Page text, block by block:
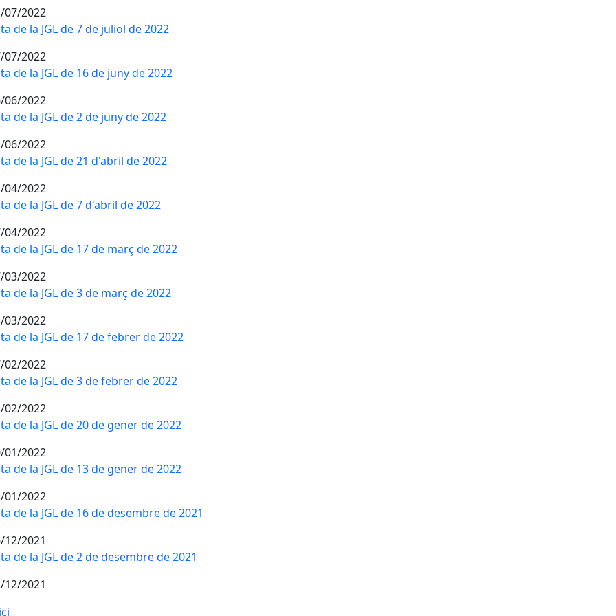
07/2022
de la JGL de 7 de juliol de 2022
07/2022
de la JGL de 16 de juny de 2022
06/2022
de la JGL de 2 de juny de 2022
06/2022
de la JGL de 21 d'abril de 2022
04/2022
de la JGL de 7 d'abril de 2022
04/2022
de la JGL de 17 de març de 2022
03/2022
de la JGL de 3 de març de 2022
03/2022
de la JGL de 17 de febrer de 2022
02/2022
de la JGL de 3 de febrer de 2022
02/2022
de la JGL de 20 de gener de 2022
01/2022
de la JGL de 13 de gener de 2022
01/2022
de la JGL de 16 de desembre de 2021
12/2021
de la JGL de 2 de desembre de 2021
12/2021